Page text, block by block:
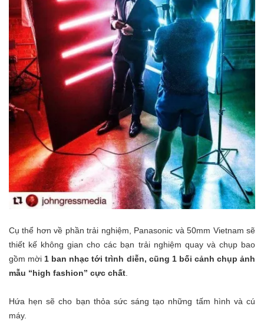
Cụ thể hơn về phần trải nghiệm, Panasonic và 50mm Vietnam sẽ
thiết kế không gian cho các bạn trải nghiệm quay và chụp bao
gồm mời 1 ban nhạc tới trình diễn, cũng 1 bối cảnh chụp ảnh
mẫu “high fashion” cực chất
Hứa hẹn sẽ cho bạn thỏa sức sáng tạo những tấm hình và cú
máy.